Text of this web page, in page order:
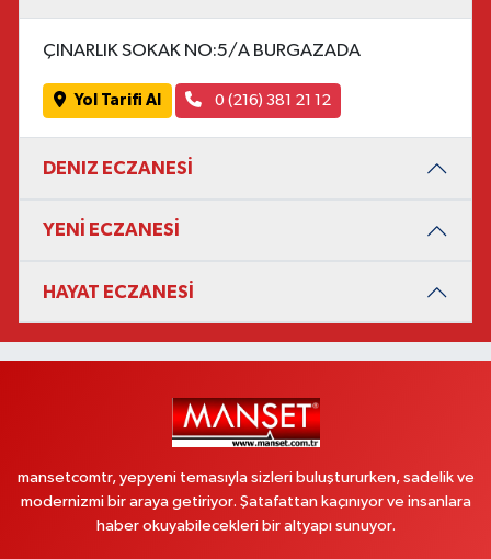
ÇINARLIK SOKAK NO:5/A BURGAZADA
Yol Tarifi Al 0 (216) 381 21 12
DENIZ ECZANESİ
YENİ ECZANESİ
HAYAT ECZANESİ
mansetcomtr, yepyeni temasıyla sizleri buluştururken, sadelik ve
modernizmi bir araya getiriyor. Şatafattan kaçınıyor ve insanlara
haber okuyabilecekleri bir altyapı sunuyor.